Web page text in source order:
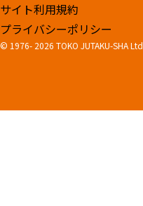
サイト利用規約
プライバシーポリシー
© 1976-2026 TOKO JUTAKU-SHA